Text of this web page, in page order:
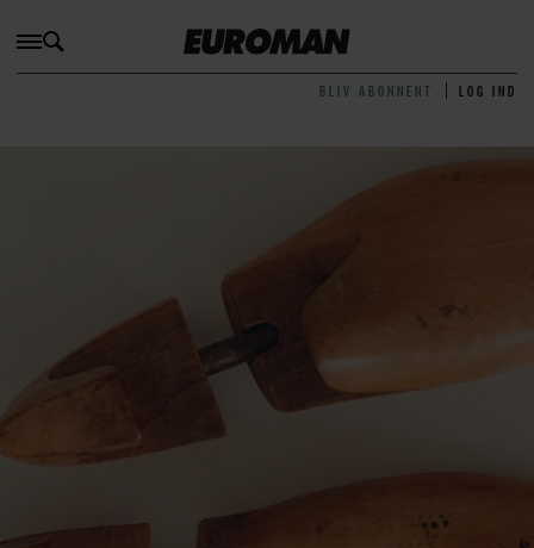
BLIV ABONNENT LOG IND